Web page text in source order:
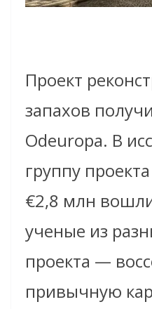
Проект
запахов
Odeuropa. В
группу
€2,8 млн
ученые из
проекта —
привычную